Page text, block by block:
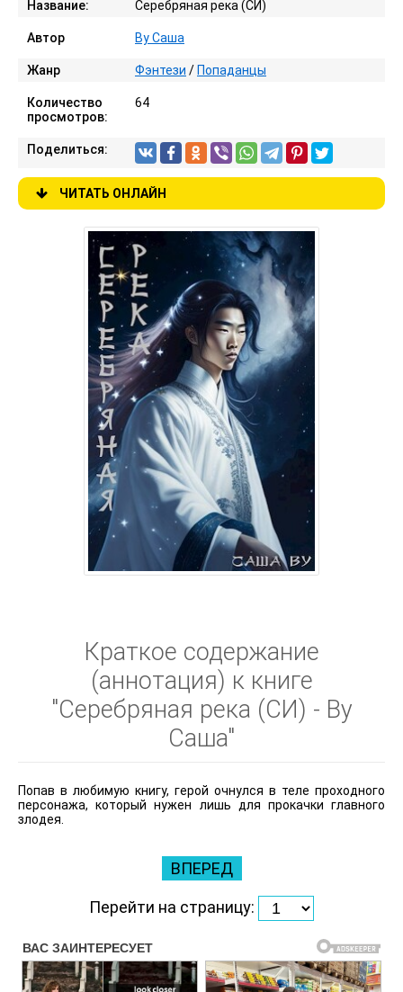
Название: Серебряная река (СИ)
Автор Ву Саша
Жанр Фэнтези / Попаданцы
Количество
просмотров:
64
Поделиться:
ЧИТАТЬ ОНЛАЙН
Краткое содержание
(аннотация) к книге
"Серебряная река (СИ) - Ву
Саша"
Попав в любимую книгу, герой очнулся в теле проходного
персонажа, который нужен лишь для прокачки главного
злодея.
ВПЕРЕД
Перейти на страницу: